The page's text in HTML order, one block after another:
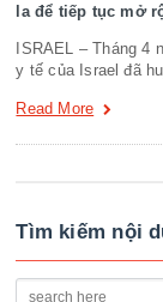
la để tiếp tục mở
ISRAEL – Tháng 4
y tế của Israel đã
Read More
Tìm kiếm nội